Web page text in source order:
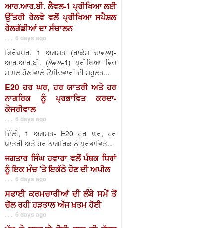
ਆਰ.ਆਰ.ਬੀ. ਲੈਵਲ-1 ਪ੍ਰੀਖਿਆ ਲਈ
ਉੱਤਰੀ ਰੇਲਵੇ ਵਲੋਂ ਪ੍ਰੀਖਿਆ ਸਪੈਸ਼ਲ
ਰੇਲਗੱਡੀਆਂ ਦਾ ਸੰਚਾਲਨ
. . . 6 days ago
ਫਿਰੋਜ਼ਪੁਰ, 1 ਅਗਸਤ (ਰਾਕੇਸ਼ ਚਾਵਲਾ)-
ਆਰ.ਆਰ.ਬੀ. (ਲੇਵਲ-1) ਪ੍ਰੀਖਿਆ ਵਿਚ
ਸ਼ਾਮਲ ਹੋਣ ਵਾਲੇ ਉਮੀਦਵਾਰਾਂ ਦੀ ਸਹੂਲਤ...
E20 ਹਰ ਘਰ, ਹਰ ਯਾਤਰੀ ਅਤੇ ਹਰ
ਨਾਗਰਿਕ ਨੂੰ ਪ੍ਰਭਾਵਿਤ ਕਰਦਾ-
ਕੇਜਰੀਵਾਲ
. . . 6 days ago
ਦਿੱਲੀ, 1 ਅਗਸਤ- E20 ਹਰ ਘਰ, ਹਰ
ਯਾਤਰੀ ਅਤੇ ਹਰ ਨਾਗਰਿਕ ਨੂੰ ਪ੍ਰਭਾਵਿਤ...
ਜਗਤਾਰ ਸਿੰਘ ਹਵਾਰਾ ਵਲੋਂ ਪੰਥਕ ਧਿਰਾਂ
ਨੂੰ ਇਕ ਮੰਚ 'ਤੇ ਇਕੱਠੇ ਹੋਣ ਦੀ ਅਪੀਲ
. . . 6 days ago
ਸਫਾਈ ਕਰਮਚਾਰੀਆਂ ਦੀ ਲੰਬੇ ਸਮੇਂ ਤੋਂ
ਚੱਲ ਰਹੀ ਹੜਤਾਲ ਅੱਜ ਖ਼ਤਮ ਹੋਈ
. . . 6 days ago